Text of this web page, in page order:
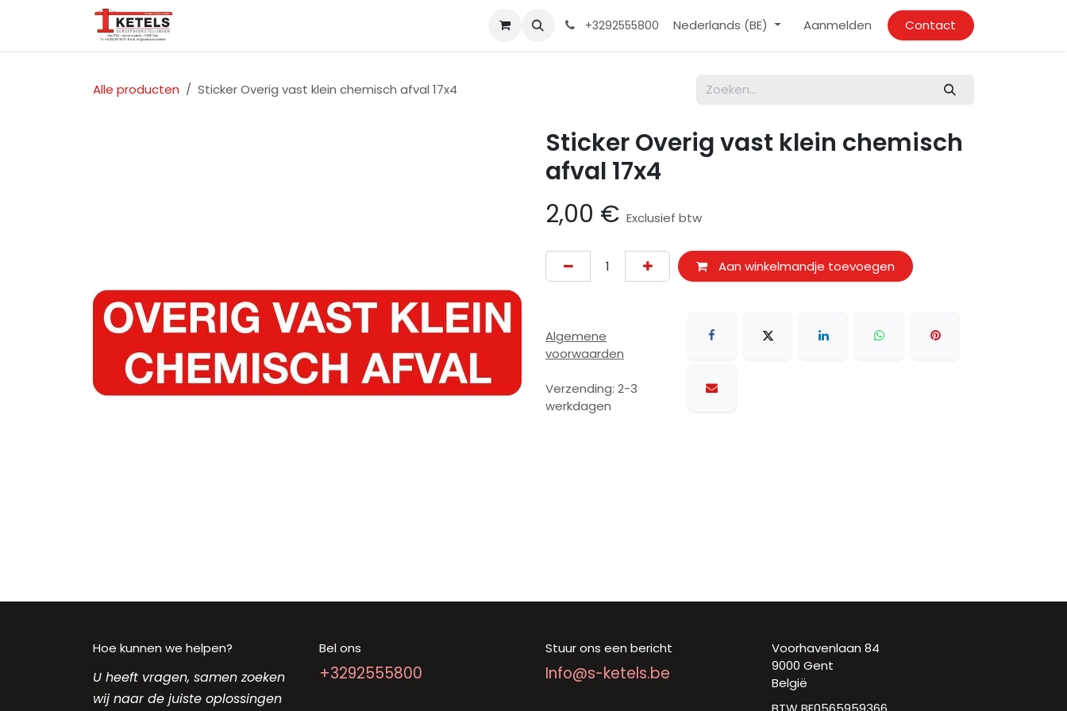
Overslaan naar inhoud
+3292555800 Nederlands (BE) Aanmelden Contact
Alle producten Sticker Overig vast klein chemisch afval 17x4
Sticker Overig vast klein chemisch
afval 17x4
2,00 € Exclusief btw
Aan winkelmandje toevoegen
Algemene
voorwaarden
Verzending: 2-3
werkdagen
Hoe kunnen we helpen?
U heeft vragen, samen zoeken
wij naar de juiste oplossingen
Bel ons
+3292555800
Stuur ons een bericht
Info@s-ketels.be
Voorhavenlaan 84
9000 Gent
België